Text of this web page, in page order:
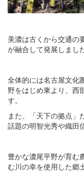
美濃は古くから交通の
が融合して発展しました
全体的には名古屋文化
野をはじめ東より、西
す。
また、「天下の拠点」
話題の明智光秀や織田
豊かな濃尾平野が育む
む川の幸を使用した郷